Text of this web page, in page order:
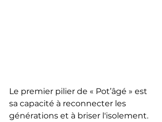
Le premier pilier de « Pot’âgé » est
sa capacité à reconnecter les
générations et à briser l'isolement.